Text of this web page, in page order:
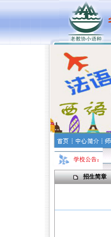
招生简章